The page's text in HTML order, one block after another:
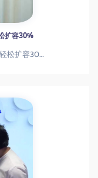
扩容30%
12堂空间改造课：学会这些收纳技巧，小家轻松扩容30%